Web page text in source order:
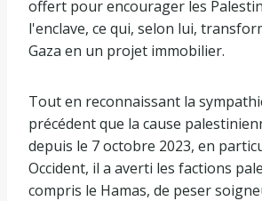
offert pour encourager les
l'enclave, ce qui, selon lui,
Gaza en un projet immobilier.
Tout en reconnaissant la
précédent que la cause
depuis le 7 octobre 2023, en
Occident, il a averti les factions
compris le Hamas, de peser